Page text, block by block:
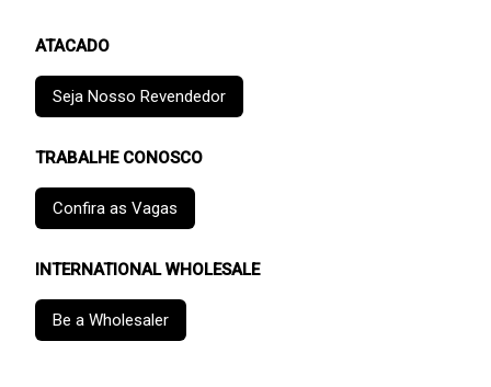
ATACADO
Seja Nosso Revendedor
TRABALHE CONOSCO
Confira as Vagas
INTERNATIONAL WHOLESALE
Be a Wholesaler